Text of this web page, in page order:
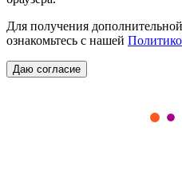
Для получения
ознакомьтесь с нашей
Даю согласие